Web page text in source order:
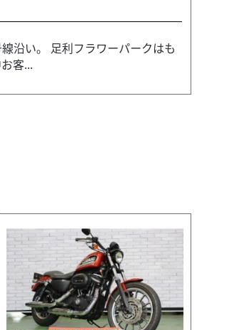
沿い。 足利フラワーパークはも
客...